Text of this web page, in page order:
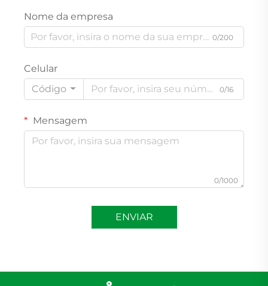
Nome da empresa
0/200
Celular
Código
0/16
Mensagem
0/1000
ENVIAR